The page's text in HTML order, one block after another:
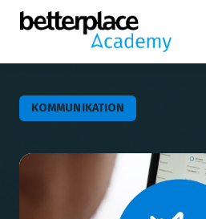
Über uns
KOMMUNIKATION